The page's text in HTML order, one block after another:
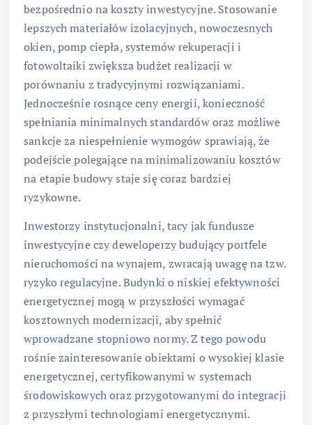
bezpośrednio na koszty inwestycyjne. Stosowanie
lepszych materiałów izolacyjnych, nowoczesnych
okien, pomp ciepła, systemów rekuperacji i
fotowoltaiki zwiększa budżet realizacji w
porównaniu z tradycyjnymi rozwiązaniami.
Jednocześnie rosnące ceny energii, konieczność
spełniania minimalnych standardów oraz możliwe
sankcje za niespełnienie wymogów sprawiają, że
podejście polegające na minimalizowaniu kosztów
na etapie budowy staje się coraz bardziej
ryzykowne.
Inwestorzy instytucjonalni, tacy jak fundusze
inwestycyjne czy deweloperzy budujący portfele
nieruchomości na wynajem, zwracają uwagę na tzw.
ryzyko regulacyjne. Budynki o niskiej efektywności
energetycznej mogą w przyszłości wymagać
kosztownych modernizacji, aby spełnić
wprowadzane stopniowo normy. Z tego powodu
rośnie zainteresowanie obiektami o wysokiej klasie
energetycznej, certyfikowanymi w systemach
środowiskowych oraz przygotowanymi do integracji
z przyszłymi technologiami energetycznymi.